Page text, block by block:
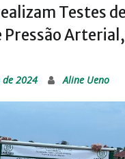
Testes
Pressão
2024 Aline Ueno